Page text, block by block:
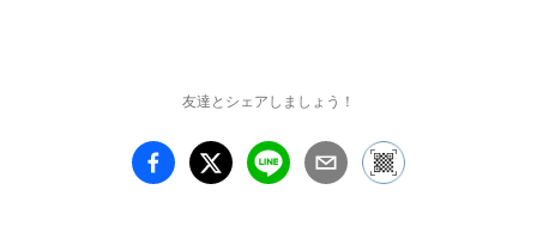
友達とシェアしましょう！